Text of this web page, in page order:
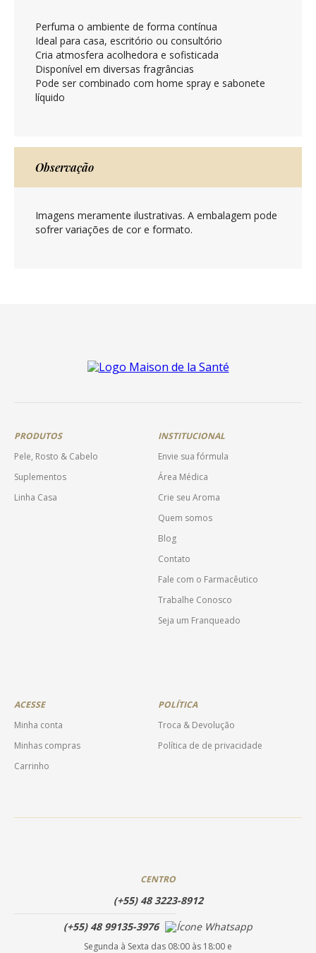
Perfuma o ambiente de forma contínua
Ideal para casa, escritório ou consultório
Cria atmosfera acolhedora e sofisticada
Disponível em diversas fragrâncias
Pode ser combinado com home spray e sabonete
líquido
Observação
Imagens meramente ilustrativas. A embalagem pode
sofrer variações de cor e formato.
PRODUTOS
Pele, Rosto & Cabelo
Suplementos
Linha Casa
INSTITUCIONAL
Envie sua fórmula
Área Médica
Crie seu Aroma
Quem somos
Blog
Contato
Fale com o Farmacêutico
Trabalhe Conosco
Seja um Franqueado
ACESSE
Minha conta
Minhas compras
Carrinho
POLÍTICA
Troca & Devolução
Política de de privacidade
CENTRO
(+55) 48 3223-8912
(+55) 48 99135-3976
Segunda à Sexta das 08:00 às 18:00 e